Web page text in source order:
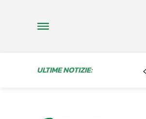
ULTIME NOTIZIE: